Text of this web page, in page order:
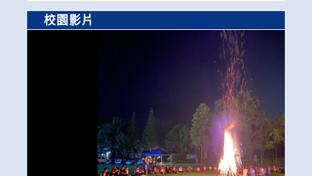
校園影片